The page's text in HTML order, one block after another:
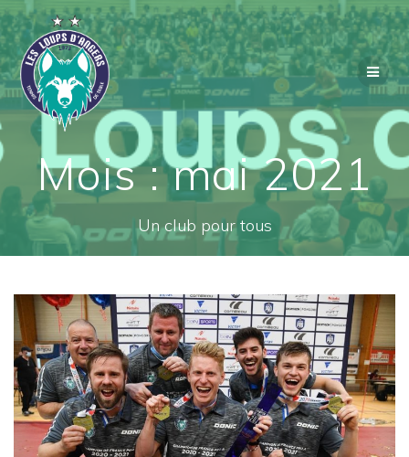
Passer
au
contenu
Mois :mai 2021
Un club pour tous